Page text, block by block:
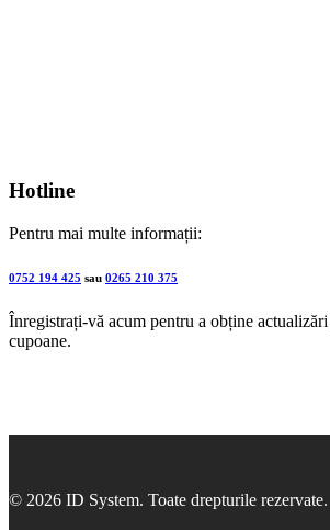
Hotline
Pentru mai multe informații:
0752 194 425 sau 0265 210 375
Înregistrați-vă acum pentru a obține
cupoane.
© 2026 ID System. Toate drepturile rezervate.